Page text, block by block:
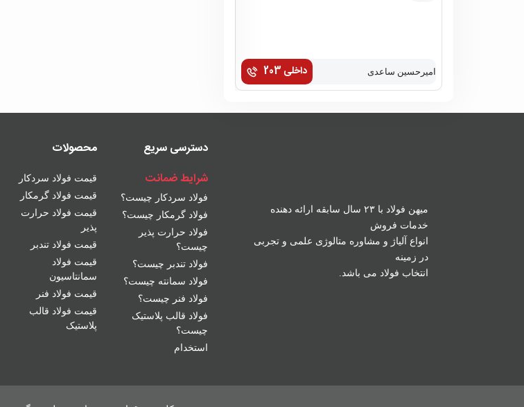
امیرحسین ساعدی داخلی 203
میهن فولاد با ۲۳ سال سابقه ارائه دهنده
خدمات فروش
انواع آلیاژ و مشاوره متالوژی علمی و تجربی
در زمینه
انتخاب فولاد می باشد.
دسترسی سریع
شرایط ضمانت
فولاد سردکار چیست؟
فولاد گرمکار چیست؟
فولاد حرارت پذیر
چیست؟
فولاد تندبر چیست؟
فولاد سمانته چیست؟
فولاد فنر چیست؟
فولاد قالب پلاستیک
چیست؟
استخدام
محصولات
قیمت فولاد سردکار
قیمت فولاد گرمکار
قیمت فولاد حرارت
پذیر
قیمت فولاد تندبر
قیمت فولاد
سمانتاسیون
قیمت فولاد فنر
قیمت فولاد قالب
پلاستیک